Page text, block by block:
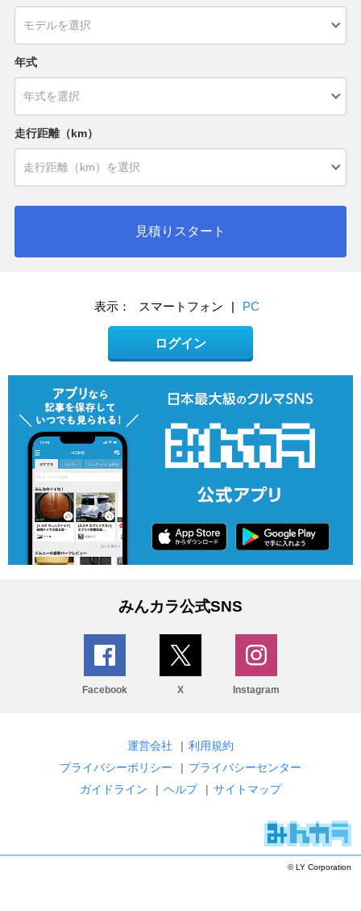
年式
走行距離（km）
見積りスタート
表示： スマートフォン | PC
ログイン
みんカラ公式SNS
Facebook X Instagram
運営会社 | 利用規約
プライバシーポリシー
| プライバシーセンター
ガイドライン
| ヘルプ | サイトマップ
© LY Corporation